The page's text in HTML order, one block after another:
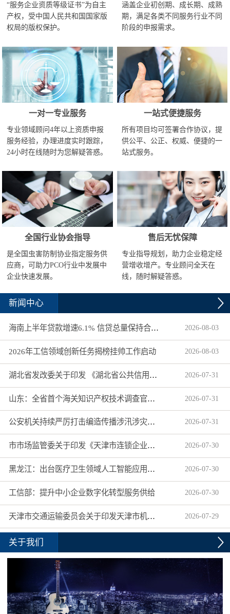
“服务企业资质等级证书”为自主
产权，受中国人民共和国国家版
权局的版权保护。
涵盖企业初创期、成长期、成熟
期，满足各类不同服务行业不同
阶段的申报需求。
一对一专业服务
专业领域顾问4年以上资质申报
服务经验，办理进度实时跟踪，
24小时在线随时为您解疑答惑。
一站式便捷服务
所有项目均可签署合作协议，提
供公平、公正、权威、便捷的一
站式服务。
全国行业协会指导
是全国虫害防制协业指定服务供
应商，可助力PCO行业中发展中
企业快速发展。
售后无忧保障
专业指导规划，助力企业稳定经
营增收增产。专业顾问全天在
线，随时解疑答惑。
新闻中心
海南上半年贷款增速6.1% 信贷总量保持合理平稳增长 2026-08-03
2026年工信领域创新任务揭榜挂帅工作启动 2026-08-03
湖北省发改委关于印发 《湖北省公共信用信息目录（2026年版）》的通知 2026-07-31
山东：全省首个海关知识产权技术调查官制度落地济南自贸片区 2026-07-31
公安机关持续严厉打击编造传播涉汛涉灾网络谣言 2026-07-31
市市场监管委关于印发《天津市连锁企业食品经营许可“先证后核”信用承诺审批实施办法》的通知 2026-07-30
黑龙江：出台医疗卫生领域人工智能应用工作实施方案 2026-07-30
工信部：提升中小企业数字化转型服务供给 2026-07-30
天津市交通运输委员会关于印发天津市机动车驾驶员培训机构及教练员综合信用评价管理办法的通知 2026-07-29
关于我们